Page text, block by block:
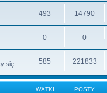
493 14790
0 0
się
585 221833
WĄTKI POSTY